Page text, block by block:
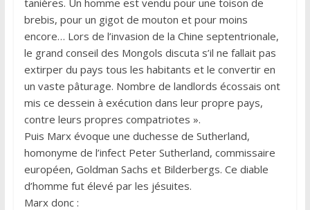
brebis, pour un gigot de mouton et pour moins
encore… Lors de l’invasion de la Chine septentrionale,
le grand conseil des Mongols discuta s’il ne fallait pas
extirper du pays tous les habitants et le convertir en
un vaste pâturage. Nombre de landlords écossais ont
mis ce dessein à exécution dans leur propre pays,
contre leurs propres compatriotes ».
Puis Marx évoque une duchesse de Sutherland,
homonyme de l’infect Peter Sutherland, commissaire
européen, Goldman Sachs et Bilderbergs. Ce diable
d’homme fut élevé par les jésuites.
Marx donc :